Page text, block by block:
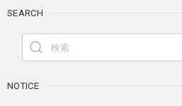
SEARCH
NOTICE